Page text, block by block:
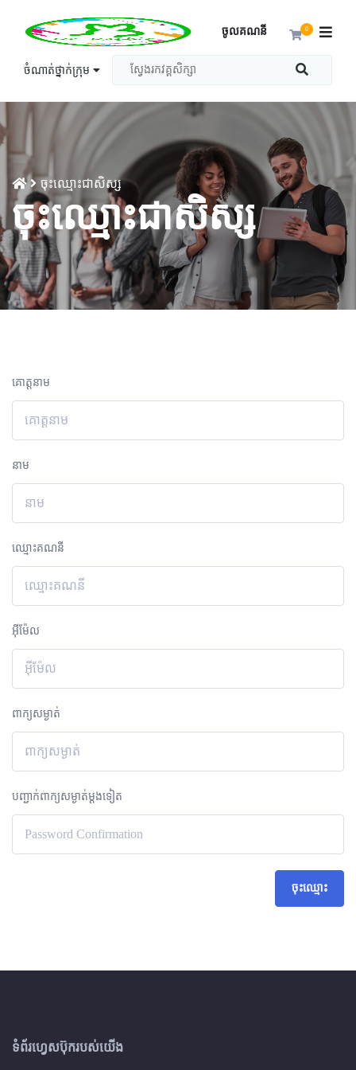
ចំណាត់ថ្នាក់ក្រុម
0
ចូលគណនី
ចុះឈ្មោះជាសិស្ស
ចុះឈ្មោះជាសិស្ស
គោត្តនាម
នាម
ឈ្មោះគណនី
អ៊ីម៉ែល
ពាក្យសម្ងាត់
បញ្ជាក់ពាក្យសម្ងាត់ម្តងទៀត
ចុះឈ្មោះ
ទំព័រហ្វេសប៊ុករបស់យើង